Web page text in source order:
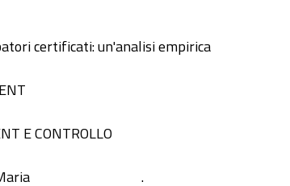
certificati: un'analisi empirica
E CONTROLLO
.